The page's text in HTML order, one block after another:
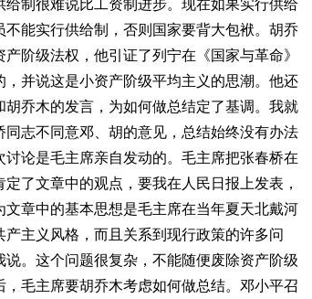
制很难说比工资制进步。现在如果实行供给
能实行供给制，否则国家要背大包袱。胡乔
阶级法权，他引证了列宁在《国家与革命》
并说这是小资产阶级平均主义的思潮。他还
乔木的发言，为如何做总结定了基调。我就
志不同意邓、胡的意见，总结始终没有办法
论是毛主席亲自发动的。毛主席把张春桥在
了文章中的观点，要我在人民日报上发表，
章中的基本思想是毛主席在当年夏天北戴河
主义风格，而且关系到现行政策的许多问
。这个问题很复杂，不能随便废除资产阶级
毛主席要胡乔木考虑如何做总结。邓小平召